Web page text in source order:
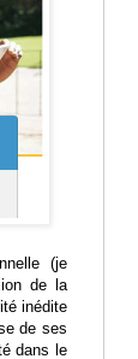
(je
de la
inédite
de ses
dans le